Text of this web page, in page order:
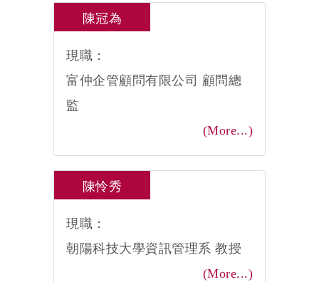
陳冠為
現職：
富仲企管顧問有限公司 顧問總
監
(More...)
陳怜秀
現職：
朝陽科技大學資訊管理系 教授
(More...)